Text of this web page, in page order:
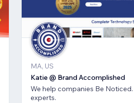
MA, US
Katie @ Brand Accomplished
We help companies Be
experts.